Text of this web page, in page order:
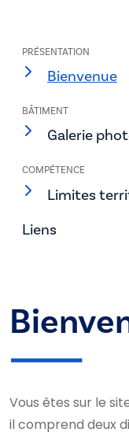
PRÉSENTATION
Bienvenue
BÂTIMENT
Galerie
COMPÉTENCE
Limites
Liens
Vous êtes sur le
il comprend deux